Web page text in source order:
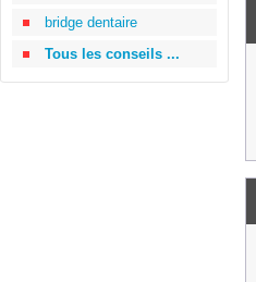
bridge dentaire
Tous les conseils ...